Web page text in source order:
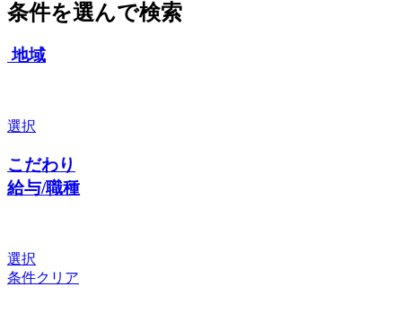
条件を選んで検索
地域
選択
こだわり
給与/職種
選択
条件クリア